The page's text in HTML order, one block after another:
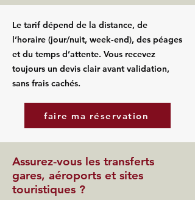
Le tarif dépend de la distance, de
l’horaire (jour/nuit, week‑end), des péages
et du temps d’attente. Vous recevez
toujours un devis clair avant validation,
sans frais cachés.
faire ma réservation
Assurez‑vous les transferts
gares, aéroports et sites
touristiques ?